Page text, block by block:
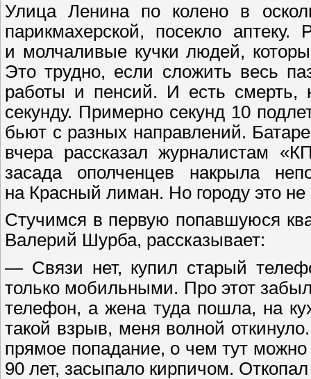
Улица Ленина по колено в
парикмахерской, посекло
и молчаливые кучки людей,
Это трудно, если сложить весь
работы и пенсий. И есть смерть,
секунду. Примерно секунд 10
бьют с разных направлений.
вчера рассказал журналистам
засада ополченцев накрыла
на Красный лиман. Но городу это не
Стучимся в первую попавшуюся
Валерий Шурба, рассказывает:
— Связи нет, купил старый
только мобильными. Про этот
телефон, а жена туда пошла, на
такой взрыв, меня волной
прямое попадание, о чем тут
90 лет, засыпало кирпичом.